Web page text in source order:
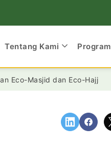
Tentang Kami Program
Eco-Masjid dan Eco-Hajj